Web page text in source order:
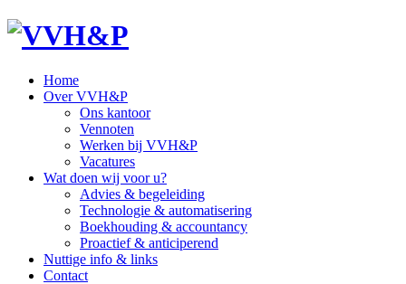
Home
Over VVH&P
Ons kantoor
Vennoten
Werken bij VVH&P
Vacatures
Wat doen wij voor u?
Advies & begeleiding
Technologie & automatisering
Boekhouding & accountancy
Proactief & anticiperend
Nuttige info & links
Contact